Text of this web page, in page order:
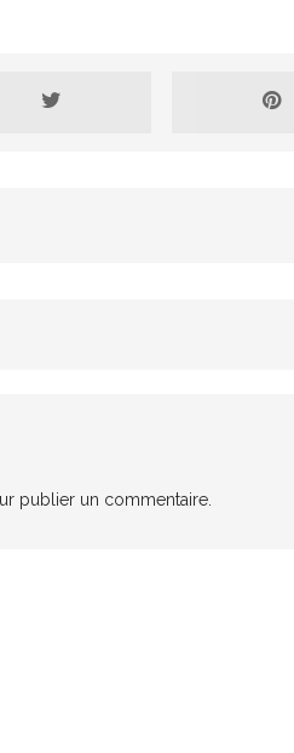
[ 9 février 2026 ] La fièvre IA
publier un commentaire.